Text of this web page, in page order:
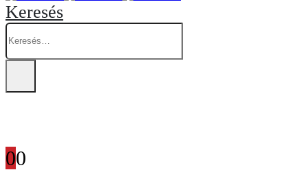
Keresés
00